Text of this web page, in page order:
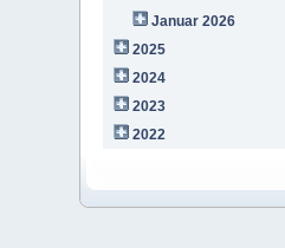
Januar 2026
2025
2024
2023
2022